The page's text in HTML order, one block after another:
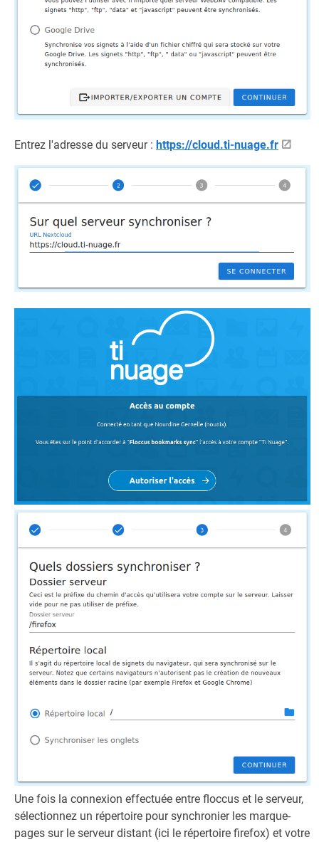
Entrez l'adresse du serveur : https://cloud.ti-nuage.fr
Une fois la connexion effectuée entre floccus et le serveur,
sélectionnez un répertoire pour synchronier les marque-
pages sur le serveur distant (ici le répertoire firefox) et votre